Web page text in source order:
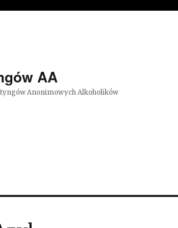
AA
Anonimowych Alkoholików